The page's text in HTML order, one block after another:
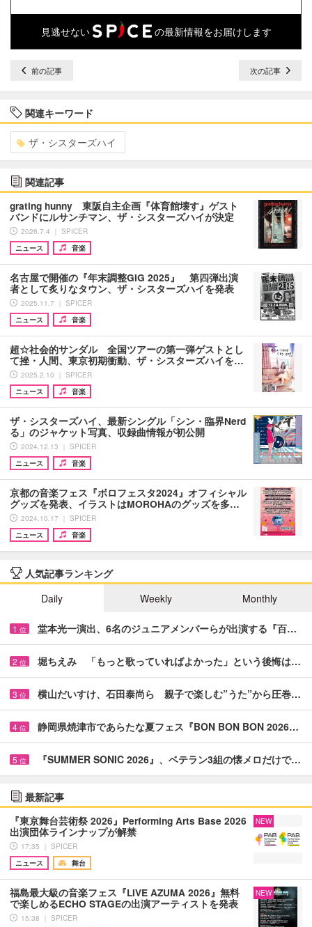
見逃せない の最新情報をお届けします
前の記事 次の記事
関連キーワード
ザ・シスターズハイ
関連記事
grating hunny 東阪自主企画『体育館壊す』ゲスト
バンドにルサンチマン、ザ・シスターズハイが決定
2026.7.4 ｜ SPICER
ニュース
音楽
名古屋で開催の『年末調整GIG 2025』 第四弾出演
者として炙りなタウン、ザ・シスターズハイを発表
2025.11.7 ｜ SPICER
ニュース
音楽
超☆社会的サンダル 全国ツアーの第一弾ゲストとし
て挫・人間、東京初期衝動、ザ・シスターズハイを…
2025.2.10 ｜ SPICER
ニュース
音楽
ザ・シスターズハイ、最新シングル「シン・臨界Nerd
る」のジャケット写真、収録曲情報が初公開
2024.12.13 ｜ SPICER
ニュース
音楽
京都の音楽フェス『ボロフェスタ2024』オフィシャル
グッズを発表、イラストはMOROHAのグッズを多…
2024.10.17 ｜ SPICER
ニュース
音楽
人気記事ランキング
Daily
Weekly Monthly
1 位 堂本光一演出、6名のジュニアメンバーらが出演する『百…
2 位 堀ちえみ 「もっと歌っていればよかった」という後悔は…
3 位 横山だいすけ、石田泰尚ら 親子で楽しむ”うた”から圧巻…
4 位 静岡県焼津市であらたな夏フェス『BON BON BON 2026…
5 位 『SUMMER SONIC 2026』、ベテラン3組の懐メロだけで…
最新記事
『東京舞台芸術祭 2026』Performing Arts Base 2026
出演団体ラインナップが解禁
17:35 ｜ SPICER
ニュース
舞台
NEW
福島最大級の音楽フェス『LIVE AZUMA 2026』無料
で楽しめるECHO STAGEの出演アーティストを発表
15:38 ｜ SPICER
NEW